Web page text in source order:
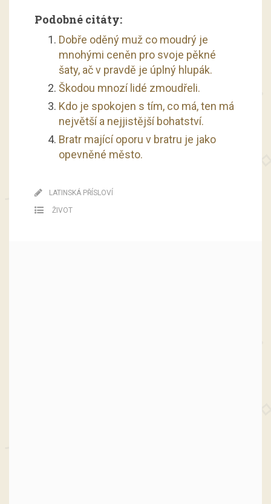
Podobné citáty:
Dobře oděný muž co moudrý je
mnohými ceněn pro svoje pěkné
šaty, ač v pravdě je úplný hlupák.
Škodou mnozí lidé zmoudřeli.
Kdo je spokojen s tím, co má, ten má
největší a nejjistější bohatství.
Bratr mající oporu v bratru je jako
opevněné město.
LATINSKÁ PŘÍSLOVÍ
ŽIVOT